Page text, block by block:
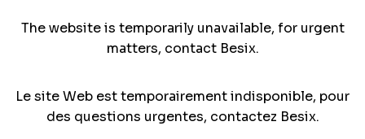
The website is temporarily unavailable, for urgent
matters, contact Besix.
Le site Web est temporairement indisponible, pour
des questions urgentes, contactez Besix.